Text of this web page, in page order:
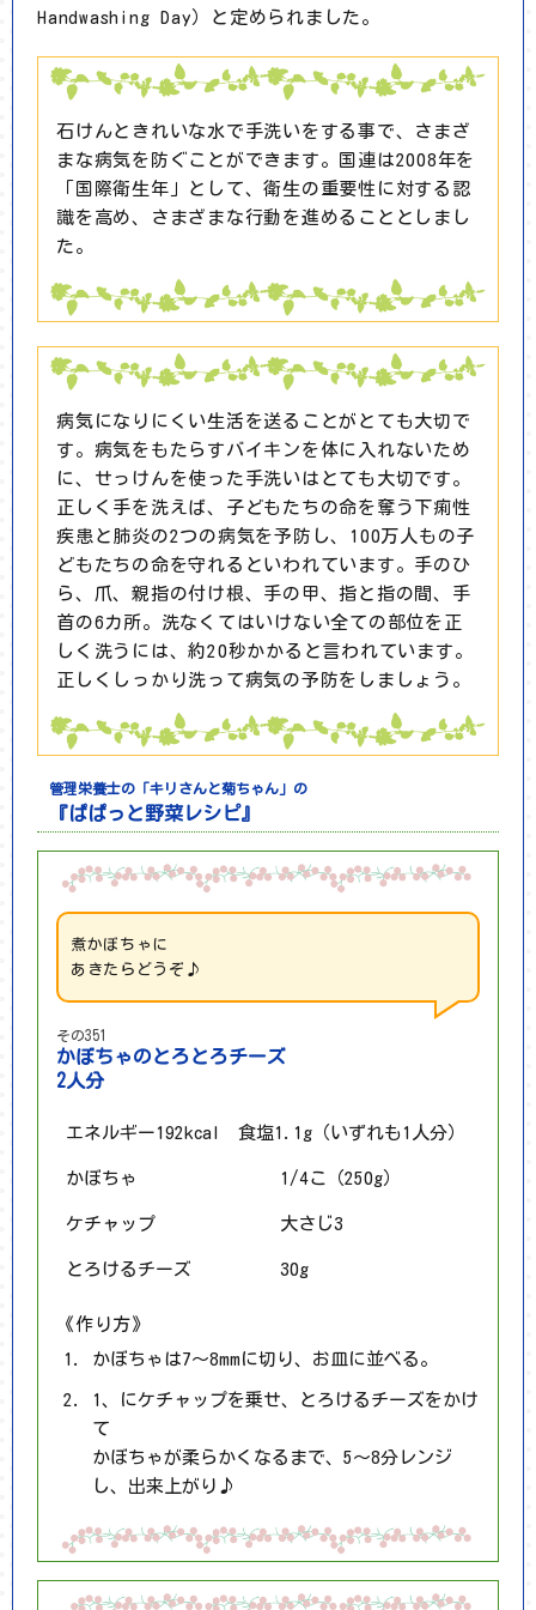
Handwashing Day）と定められました。
石けんときれいな水で手洗いをする事で、さまざ
まな病気を防ぐことができます。国連は2008年を
「国際衛生年」として、衛生の重要性に対する認
識を高め、さまざまな行動を進めることとしまし
た。
病気になりにくい生活を送ることがとても大切で
す。病気をもたらすバイキンを体に入れないため
に、せっけんを使った手洗いはとても大切です。
正しく手を洗えば、子どもたちの命を奪う下痢性
疾患と肺炎の2つの病気を予防し、100万人もの子
どもたちの命を守れるといわれています。手のひ
ら、爪、親指の付け根、手の甲、指と指の間、手
首の6カ所。洗なくてはいけない全ての部位を正
しく洗うには、約20秒かかると言われています。
正しくしっかり洗って病気の予防をしましょう。
管理栄養士の「キリさんと菊ちゃん」の
『ぱぱっと野菜レシピ』
煮かぼちゃに
あきたらどうぞ♪
その351
かぼちゃのとろとろチーズ
2人分
エネルギー192kcal 食塩1.1g（いずれも1人分）
かぼちゃ 1/4こ（250g）
ケチャップ 大さじ3
とろけるチーズ 30g
《作り方》
かぼちゃは7～8mmに切り、お皿に並べる。
1、にケチャップを乗せ、とろけるチーズをかけ
て
かぼちゃが柔らかくなるまで、5～8分レンジ
し、出来上がり♪